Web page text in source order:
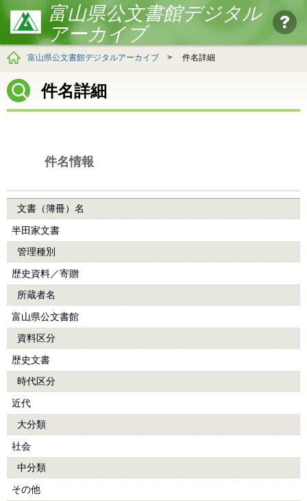
富山県公文書館デジタル
アーカイブ
富山県公文書館デジタルアーカイブ > 件名詳細
件名詳細
件名情報
文書（簿冊）名
半田家文書
管理種別
歴史資料／寄贈
所蔵者名
富山県公文書館
資料区分
歴史文書
時代区分
近代
大分類
社会
中分類
その他